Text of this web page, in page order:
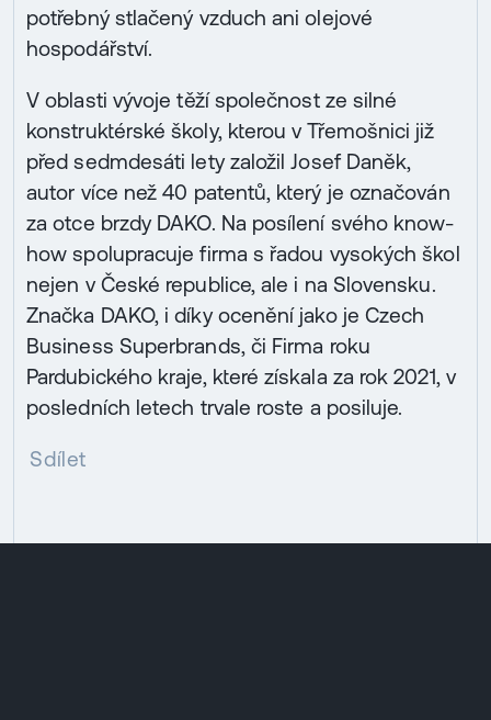
potřebný stlačený vzduch ani olejové
hospodářství.
V oblasti vývoje těží společnost ze silné
konstruktérské školy, kterou v Třemošnici již
před sedmdesáti lety založil Josef Daněk,
autor více než 40 patentů, který je označován
za otce brzdy DAKO. Na posílení svého know-
how spolupracuje firma s řadou vysokých škol
nejen v České republice, ale i na Slovensku.
Značka DAKO, i díky ocenění jako je Czech
Business Superbrands, či Firma roku
Pardubického kraje, které získala za rok 2021, v
posledních letech trvale roste a posiluje.
Sdílet